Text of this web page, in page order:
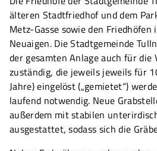
älteren Stadtfriedhof und dem
Metz-Gasse sowie den
Neuaigen. Die Stadtgemeinde
der gesamten Anlage auch für die
zuständig, die jeweils jeweils für
Jahre) eingelöst („gemietet“)
laufend notwendig. Neue
außerdem mit stabilen
ausgestattet, sodass sich die